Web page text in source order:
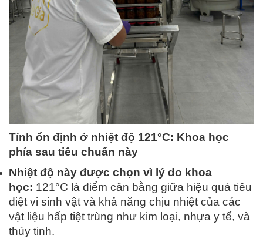
Tính ổn định ở nhiệt độ 121°C: Khoa học
phía sau tiêu chuẩn này
Nhiệt độ này được chọn vì lý do khoa
học: 121°C là điểm cân bằng giữa hiệu quả tiêu
diệt vi sinh vật và khả năng chịu nhiệt của các
vật liệu hấp tiệt trùng như kim loại, nhựa y tế, và
thủy tinh.